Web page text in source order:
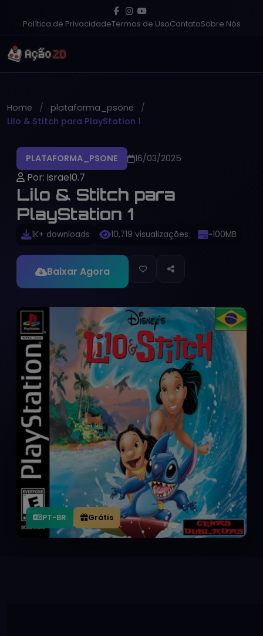
Política de PrivacidadeTermos de UsoContatoSobre Nós
Home
plataforma_psone
Lilo & Stitch para PlayStation 1
PLATAFORMA_PSONE 16/03/2025
Por: israel0.7
Lilo & Stitch para
PlayStation 1
1K+ downloads 10,719 visualizações ~100MB
Baixar Agora
PT-BR Grátis